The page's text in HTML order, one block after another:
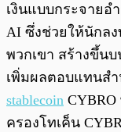
เงินแบบกระจายอ
AI ซึ่งช่วยให้นักล
พวกเขา สร้างขึ้นบ
เพิ่มผลตอบแทนส
stablecoin
ครองโทเค็น